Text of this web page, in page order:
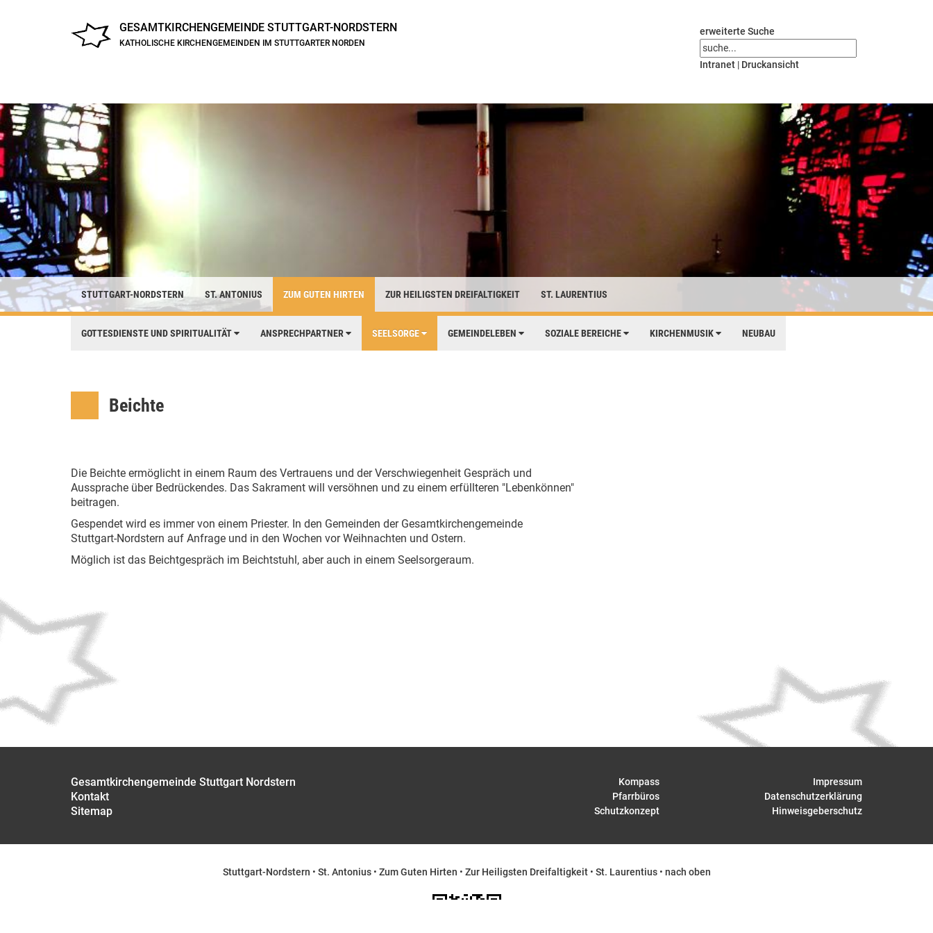
GESAMTKIRCHENGEMEINDE STUTTGART-NORDSTERN
KATHOLISCHE KIRCHENGEMEINDEN IM STUTTGARTER NORDEN
erweiterte Suche
Intranet | Druckansicht
STUTTGART-NORDSTERN ST. ANTONIUS ZUM GUTEN HIRTEN ZUR HEILIGSTEN DREIFALTIGKEIT ST. LAURENTIUS
GOTTESDIENSTE UND SPIRITUALITÄT ANSPRECHPARTNER SEELSORGE GEMEINDELEBEN SOZIALE BEREICHE KIRCHENMUSIK NEUBAU
Beichte
Die Beichte ermöglicht in einem Raum des Vertrauens und der Verschwiegenheit Gespräch und
Aussprache über Bedrückendes. Das Sakrament will versöhnen und zu einem erfüllteren "Lebenkönnen"
beitragen.
Gespendet wird es immer von einem Priester. In den Gemeinden der Gesamtkirchengemeinde
Stuttgart-Nordstern auf Anfrage und in den Wochen vor Weihnachten und Ostern.
Möglich ist das Beichtgespräch im Beichtstuhl, aber auch in einem Seelsorgeraum.
Gesamtkirchengemeinde Stuttgart Nordstern
Kontakt
Sitemap
Kompass
Pfarrbüros
Schutzkonzept
Impressum
Datenschutzerklärung
Hinweisgeberschutz
Stuttgart-Nordstern • St. Antonius• Zum Guten Hirten • Zur Heiligsten Dreifaltigkeit• St. Laurentius• nach oben